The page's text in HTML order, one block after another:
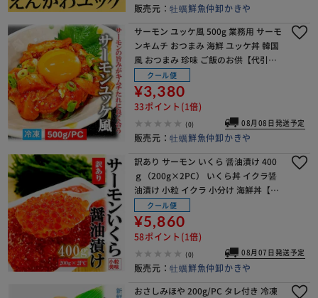
販売元：牡蠣鮮魚仲卸かきや
サーモン ユッケ風 500g 業務用 サーモ
ンキムチ おつまみ 海鮮 ユッケ丼 韓国
風 おつまみ 珍味 ご飯のお供【代引き
不可】
クール便
¥3,380
33ポイント(1倍)
(0) 08月08日発送予定
販売元：牡蠣鮮魚仲卸かきや
訳あり サーモン いくら 醤油漬け 400
ｇ（200g×2PC） いくら丼 イクラ醤
油漬け 小粒 イクラ 小分け 海鮮丼【代
引き不可】
クール便
¥5,860
58ポイント(1倍)
(0) 08月07日発送予定
販売元：牡蠣鮮魚仲卸かきや
おさしみほや 200g/PC タレ付き 冷凍